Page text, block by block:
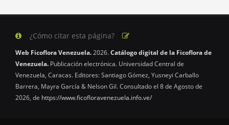
¿Cómo citar esta página?
Web Ficoflora Venezuela.2026.Catálogo digital de la Ficoflora de
Venezuela. Publicación electrónica. Universidad Central de
Venezuela, Caracas. Editores: Santiago Gómez, Yusneyi Carballo
Barrera, Mayra García & Nelson Gil. Consultado el 8 de Agosto de
2026, de https://www.ficofloravenezuela.info.ve/